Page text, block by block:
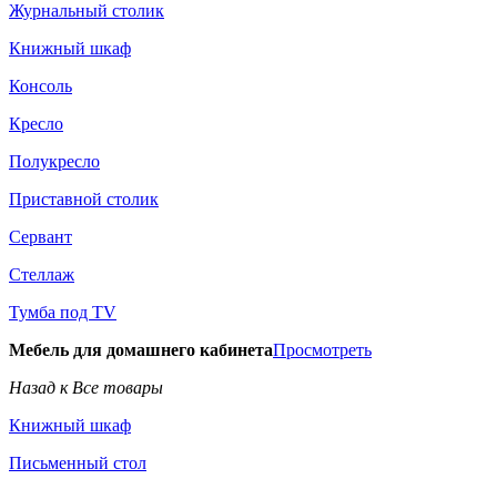
Журнальный столик
Книжный шкаф
Консоль
Кресло
Полукресло
Приставной столик
Сервант
Стеллаж
Тумба под TV
Мебель для домашнего кабинетаПросмотреть
Назад к Все товары
Книжный шкаф
Письменный стол